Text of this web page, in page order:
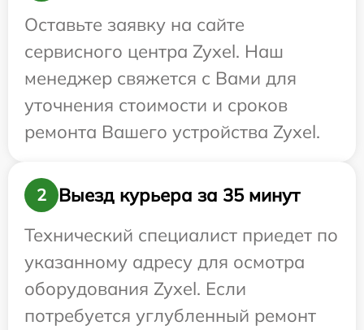
Оставьте заявку на сайте
сервисного центра Zyxel. Наш
менеджер свяжется с Вами для
уточнения стоимости и сроков
ремонта Вашего устройства Zyxel.
2
Выезд курьера за 35 минут
Технический специалист приедет по
указанному адресу для осмотра
оборудования Zyxel. Если
потребуется углубленный ремонт